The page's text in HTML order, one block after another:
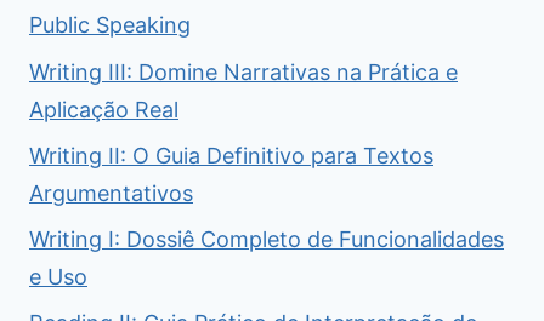
Public Speaking
Writing III: Domine Narrativas na Prática e
Aplicação Real
Writing II: O Guia Definitivo para Textos
Argumentativos
Writing I: Dossiê Completo de Funcionalidades
e Uso